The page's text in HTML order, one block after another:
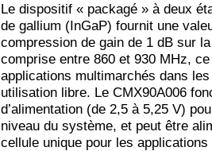
Le dispositif « packagé » à deux
de gallium (InGaP) fournit une
compression de gain de 1 dB sur
comprise entre 860 et 930 MHz,
applications multimarchés dans
utilisation libre. Le CMX90A006
d’alimentation (de 2,5 à 5,25 V)
niveau du système, et peut être
cellule unique pour les